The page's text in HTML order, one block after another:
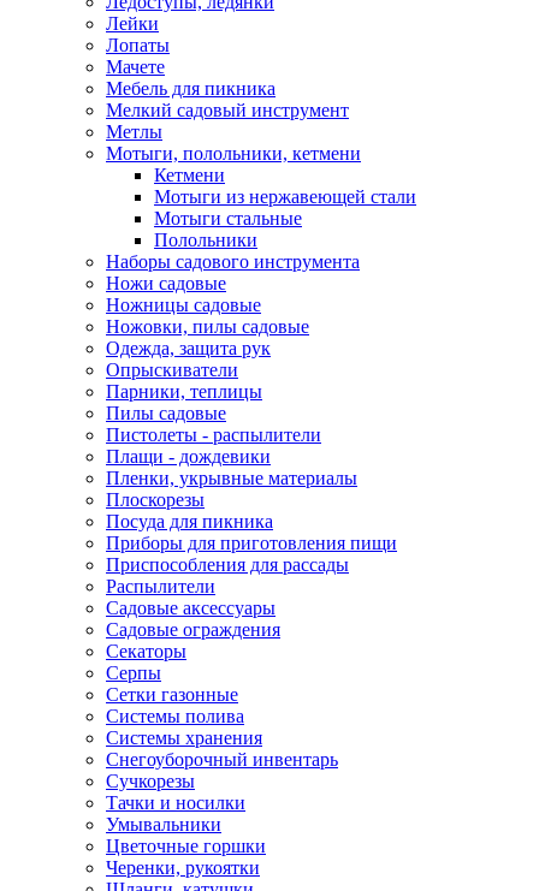
Лейки
Лопаты
Мачете
Мебель для пикника
Мелкий садовый инструмент
Метлы
Мотыги, полольники, кетмени
Кетмени
Мотыги из нержавеющей стали
Мотыги стальные
Полольники
Наборы садового инструмента
Ножи садовые
Ножницы садовые
Ножовки, пилы садовые
Одежда, защита рук
Опрыскиватели
Парники, теплицы
Пилы садовые
Пистолеты - распылители
Плащи - дождевики
Пленки, укрывные материалы
Плоскорезы
Посуда для пикника
Приборы для приготовления пищи
Приспособления для рассады
Распылители
Садовые аксессуары
Садовые ограждения
Секаторы
Серпы
Сетки газонные
Системы полива
Системы хранения
Снегоуборочный инвентарь
Сучкорезы
Тачки и носилки
Умывальники
Цветочные горшки
Черенки, рукоятки